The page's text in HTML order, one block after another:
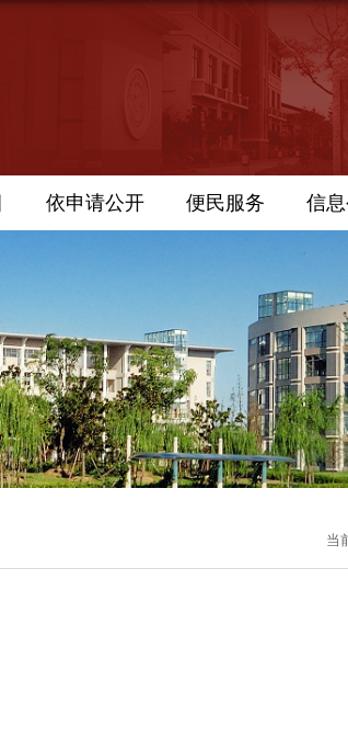
依申请公开 便民服务 信
当